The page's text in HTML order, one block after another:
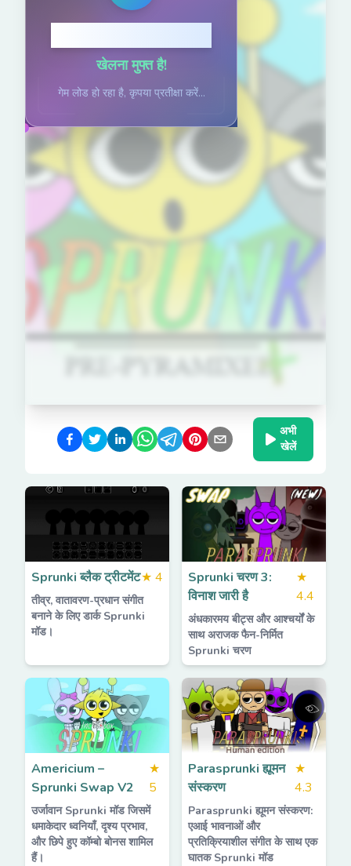
खेलना मुफ्त है!
गेम लोड हो रहा है, कृपया प्रतीक्षा करें...
अभी
खेलें
Sprunki ब्लैक ट्रीटमेंट★ 4
तीव्र, वातावरण-प्रधान संगीत
बनाने के लिए डार्क Sprunki
मॉड।
Sprunki चरण 3:
विनाश जारी है
★
4.4
अंधकारमय बीट्स और आश्चर्यों के
साथ अराजक फैन-निर्मित
Sprunki चरण
Americium –
Sprunki Swap V2
★
5
उर्जावान Sprunki मॉड जिसमें
धमाकेदार ध्वनियाँ, दृश्य प्रभाव,
और छिपे हुए कॉम्बो बोनस शामिल
हैं।
Parasprunki ह्यूमन
संस्करण
★
4.3
Parasprunki ह्यूमन संस्करण:
एआई भावनाओं और
प्रतिक्रियाशील संगीत के साथ एक
घातक Sprunki मॉड